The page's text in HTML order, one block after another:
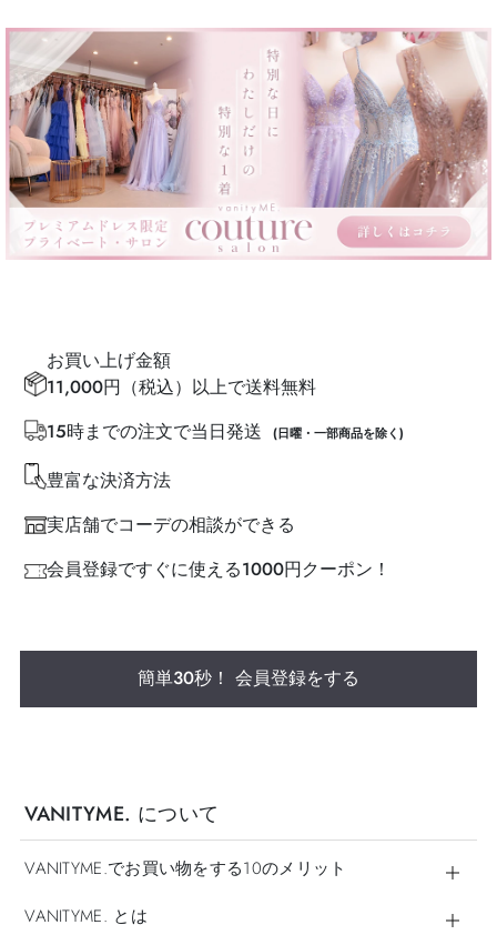
お買い上げ金額
11,000円（税込）以上で送料無料
15時までの注文で当日発送
(日曜・一部商品を除く)
豊富な決済方法
実店舗でコーデの相談ができる
会員登録ですぐに使える1000円クーポン！
簡単30秒！ 会員登録をする
VANITYME. について
VANITYME.でお買い物をする10のメリット
VANITYME. とは